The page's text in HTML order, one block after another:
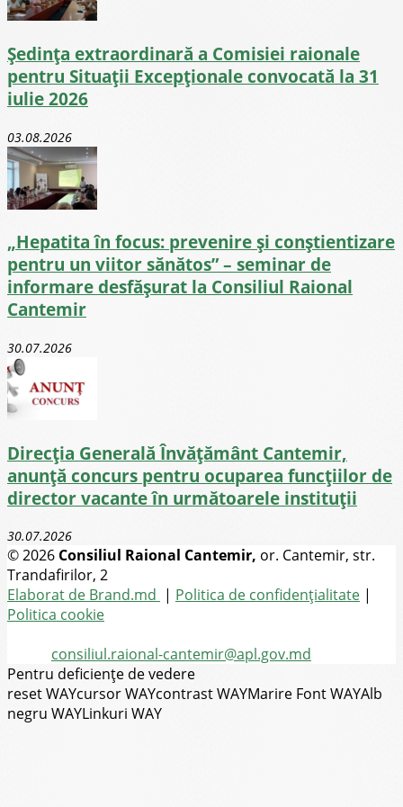
Ședința extraordinară a Comisiei raionale
pentru Situații Excepționale convocată la 31
iulie 2026
03.08.2026
„Hepatita în focus: prevenire și conștientizare
pentru un viitor sănătos” – seminar de
informare desfășurat la Consiliul Raional
Cantemir
30.07.2026
Direcţia Generală Învăţământ Cantemir,
anunță concurs pentru ocuparea funcţiilor de
director vacante în următoarele instituții
30.07.2026
© 2026 Consiliul Raional Cantemir, or. Cantemir, str.
Trandafirilor, 2
Elaborat de Brand.md | Politica de confidențialitate |
Politica cookie
consiliul.raional-cantemir@apl.gov.md
Pentru deficiențe de vedere
reset WAYcursor WAYcontrast WAYMarire Font WAYAlb
negru WAYLinkuri WAY